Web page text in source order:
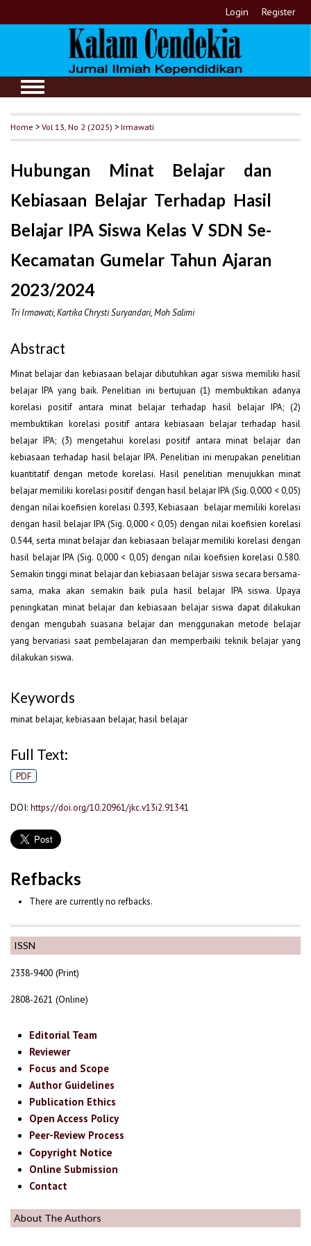
Login Register
ISSN
2338-9400 (Print)
2808-2621 (Online)
Editorial Team
Reviewer
Focus and Scope
Author Guidelines
Publication Ethics
Open Access Policy
Peer-Review Process
Copyright Notice
Online Submission
Contact
About The Authors
Home >Vol 13, No 2 (2025) >Irmawati
Hubungan Minat Belajar dan
Kebiasaan Belajar Terhadap Hasil
Belajar IPA Siswa Kelas V SDN Se-
Kecamatan Gumelar Tahun Ajaran
2023/2024
Tri Irmawati, Kartika Chrysti Suryandari, Moh Salimi
Abstract
Minat belajar dan kebiasaan belajar dibutuhkan agar siswa memiliki hasil
belajar IPA yang baik. Penelitian ini bertujuan (1) membuktikan adanya
korelasi positif antara minat belajar terhadap hasil belajar IPA; (2)
membuktikan korelasi positif antara kebiasaan belajar terhadap hasil
belajar IPA; (3) mengetahui korelasi positif antara minat belajar dan
kebiasaan terhadap hasil belajar IPA. Penelitian ini merupakan penelitian
kuantitatif dengan metode korelasi. Hasil penelitian menujukkan minat
belajar memiliki korelasi positif dengan hasil belajar IPA (Sig. 0,000 < 0,05)
dengan nilai koefisien korelasi 0.393, Kebiasaan belajar memiliki korelasi
dengan hasil belajar IPA (Sig. 0,000 < 0,05) dengan nilai koefisien korelasi
0.544, serta minat belajar dan kebiasaan belajar memiliki korelasi dengan
hasil belajar IPA (Sig. 0,000 < 0,05) dengan nilai koefisien korelasi 0.580.
Semakin tinggi minat belajar dan kebiasaan belajar siswa secara bersama-
sama, maka akan semakin baik pula hasil belajar IPA siswa. Upaya
peningkatan minat belajar dan kebiasaan belajar siswa dapat dilakukan
dengan mengubah suasana belajar dan menggunakan metode belajar
yang bervariasi saat pembelajaran dan memperbaiki teknik belajar yang
dilakukan siswa.
Keywords
minat belajar, kebiasaan belajar, hasil belajar
Full Text:
PDF
DOI: https://doi.org/10.20961/jkc.v13i2.91341
Refbacks
There are currently no refbacks.